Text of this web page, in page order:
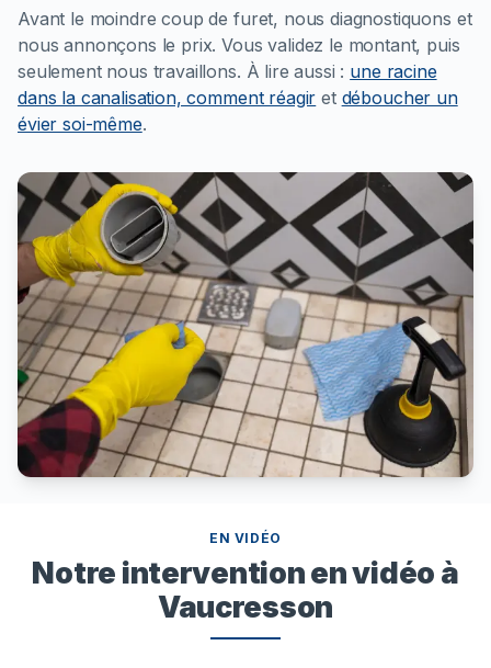
Avant le moindre coup de furet, nous diagnostiquons et
nous annonçons le prix. Vous validez le montant, puis
seulement nous travaillons. À lire aussi : une racine
dans la canalisation, comment réagir et déboucher un
évier soi-même.
EN VIDÉO
Notre intervention en vidéo à
Vaucresson